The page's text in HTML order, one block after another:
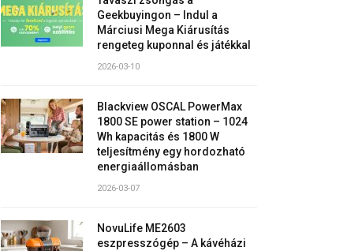
Geekbuyingon – Indul a
Márciusi Mega Kiárusítás
rengeteg kuponnal és játékkal
2026-03-10
Blackview OSCAL PowerMax
1800 SE power station – 1024
Wh kapacitás és 1800 W
teljesítmény egy hordozható
energiaállomásban
2026-03-07
NovuLife ME2603
eszpresszógép – A kávéházi